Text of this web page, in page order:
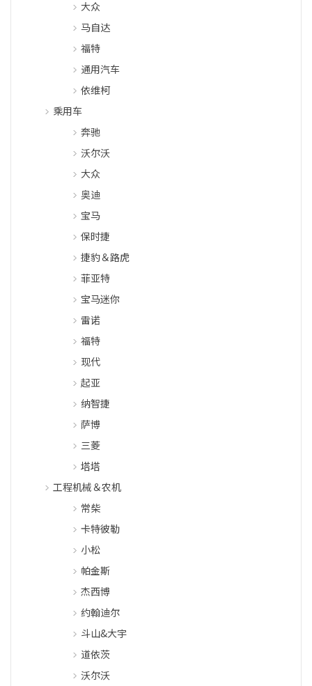
大众
马自达
福特
通用汽车
依维柯
乘用车
奔驰
沃尔沃
大众
奥迪
宝马
保时捷
捷豹＆路虎
菲亚特
宝马迷你
雷诺
福特
现代
起亚
纳智捷
萨博
三菱
塔塔
工程机械＆农机
常柴
卡特彼勒
小松
帕金斯
杰西博
约翰迪尔
斗山&大宇
道依茨
沃尔沃